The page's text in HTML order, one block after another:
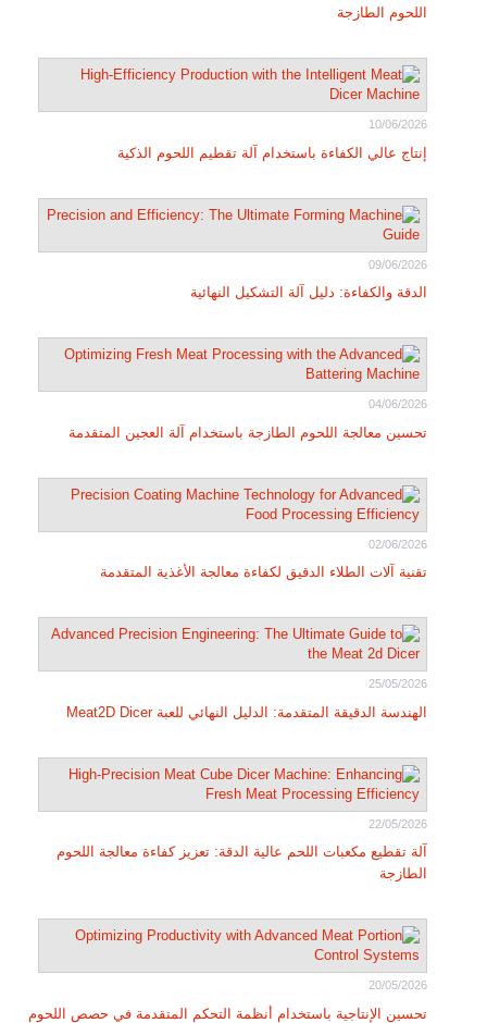
اللحوم الطازجة
10/06/2026
إنتاج عالي الكفاءة باستخدام آلة تقطيم اللحوم الذكية
09/06/2026
الدقة والكفاءة: دليل آلة التشكيل النهائية
04/06/2026
تحسين معالجة اللحوم الطازجة باستخدام آلة العجين المتقدمة
02/06/2026
تقنية آلات الطلاء الدقيق لكفاءة معالجة الأغذية المتقدمة
25/05/2026
الهندسة الدقيقة المتقدمة: الدليل النهائي للعبة Meat2D Dicer
22/05/2026
آلة تقطيع مكعبات اللحم عالية الدقة: تعزيز كفاءة معالجة اللحوم
الطازجة
20/05/2026
تحسين الإنتاجية باستخدام أنظمة التحكم المتقدمة في حصص اللحوم